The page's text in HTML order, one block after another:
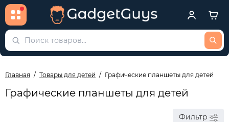
Главная Товары для детей Графические планшеты для детей
Графические планшеты для детей
Фильтр